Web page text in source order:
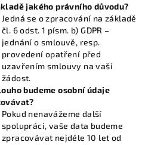
jakého právního důvodu?
Jedná se o zpracování na základě
čl. 6 odst. 1 písm. b) GDPR –
jednání o smlouvě, resp.
provedení opatření před
uzavřením smlouvy na vaši
žádost.
budeme osobní údaje
Pokud nenavážeme další
spolupráci, vaše data budeme
zpracovávat nejdéle 10 let od